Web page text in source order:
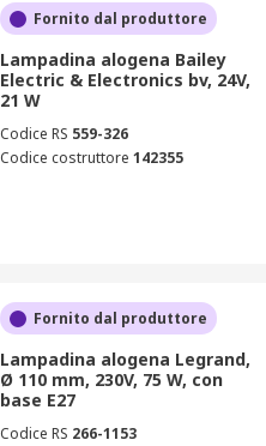
Fornito dal produttore
Lampadina alogena Bailey
Electric & Electronics bv, 24V,
21 W
Codice RS 559-326
Codice costruttore 142355
Fornito dal produttore
Lampadina alogena Legrand,
Ø 110 mm, 230V, 75 W, con
base E27
Codice RS 266-1153